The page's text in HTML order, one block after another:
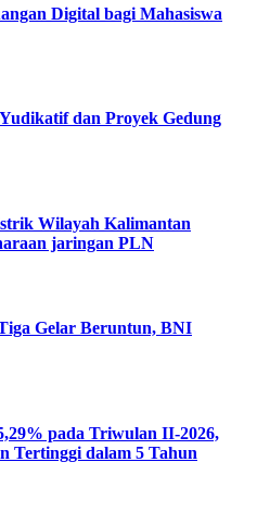
Digital bagi Mahasiswa
dan Proyek Gedung
Wilayah Kalimantan
jaringan PLN
Gelar Beruntun, BNI
pada Triwulan II-2026,
Tertinggi dalam 5 Tahun